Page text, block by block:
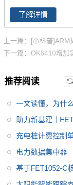
产品要求全部做隔离
通过4级静电实验；
示，适用于工业物联
算、车载网关、快递
络协议；工业网关集
5 /RS232、2路以太
业网关支持二次开
采用全网通设计支
块，默认Cat.1，兼
关采用低功耗设计并
口防护设计，1.5KV
SD 4级更稳定。网
采集，农业环境采集
了解详情
上一篇：[小科普]ARM
下一篇：OK6410增加
推荐阅读
一文读懂，为什
助力新基建丨
充电桩计费控制
电力数据集中器
基于FET1052-C